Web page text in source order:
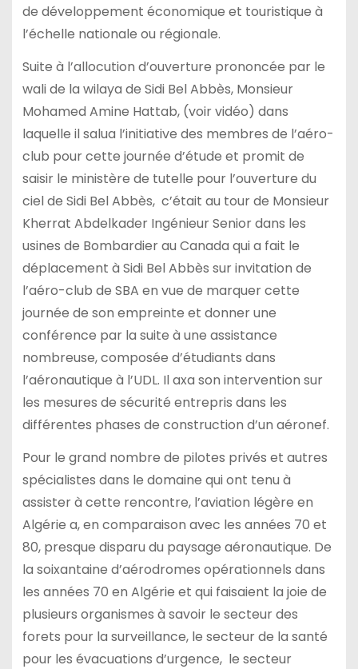
de développement économique et touristique à
l’échelle nationale ou régionale.
Suite à l’allocution d’ouverture prononcée par le
wali de la wilaya de Sidi Bel Abbès, Monsieur
Mohamed Amine Hattab, (voir vidéo) dans
laquelle il salua l’initiative des membres de l’aéro-
club pour cette journée d’étude et promit de
saisir le ministère de tutelle pour l’ouverture du
ciel de Sidi Bel Abbès, c’était au tour de Monsieur
Kherrat Abdelkader Ingénieur Senior dans les
usines de Bombardier au Canada qui a fait le
déplacement à Sidi Bel Abbès sur invitation de
l’aéro-club de SBA en vue de marquer cette
journée de son empreinte et donner une
conférence par la suite à une assistance
nombreuse, composée d’étudiants dans
l’aéronautique à l’UDL. Il axa son intervention sur
les mesures de sécurité entrepris dans les
différentes phases de construction d’un aéronef.
Pour le grand nombre de pilotes privés et autres
spécialistes dans le domaine qui ont tenu à
assister à cette rencontre, l’aviation légère en
Algérie a, en comparaison avec les années 70 et
80, presque disparu du paysage aéronautique. De
la soixantaine d’aérodromes opérationnels dans
les années 70 en Algérie et qui faisaient la joie de
plusieurs organismes à savoir le secteur des
forets pour la surveillance, le secteur de la santé
pour les évacuations d’urgence, le secteur